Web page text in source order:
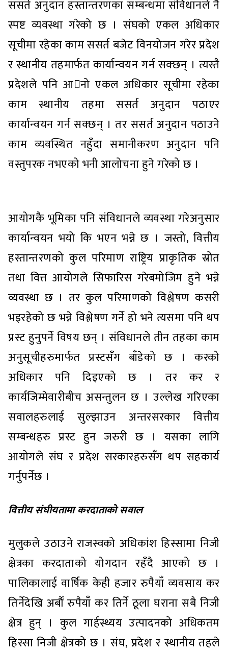
ससर्त अनुदान हस्तान्तरणका सम्बन्धमा संविधानले नै
स्पष्ट व्यवस्था गरेको छ । संघको एकल अधिकार
सूचीमा रहेका काम ससर्त बजेट विनयोजन गरेर प्रदेश
र स्थानीय तहमार्फत कार्यान्वयन गर्न सक्छन् । त्यस्तै
प्रदेशले पनि आनो एकल अधिकार सूचीमा रहेका
काम स्थानीय तहमा ससर्त अनुदान पठाएर
कार्यान्वयन गर्न सक्छन् । तर ससर्त अनुदान पठाउने
काम व्यवस्थित नहुँदा समानीकरण अनुदान पनि
वस्तुपरक नभएको भनी आलोचना हुने गरेको छ ।
आयोगकै भूमिका पनि संविधानले व्यवस्था गरेअनुसार
कार्यान्वयन भयो कि भएन भन्ने छ । जस्तो, वित्तीय
हस्तान्तरणको कुल परिमाण राष्ट्रिय प्राकृतिक स्रोत
तथा वित्त आयोगले सिफारिस गरेबमोजिम हुने भन्ने
व्यवस्था छ । तर कुल परिमाणको विश्लेषण कसरी
भइरहेको छ भन्ने विश्लेषण गर्ने हो भने त्यसमा पनि थप
प्रस्ट हुनुपर्ने विषय छन् । संविधानले तीन तहका काम
अनुसूचीहरुमार्फत प्रस्टसँग बाँडेको छ । करको
अधिकार पनि दिइएको छ । तर कर र
कार्यजिम्मेवारीबीच असन्तुलन छ । उल्लेख गरिएका
सवालहरुलाई सुल्झाउन अन्तरसरकार वित्तीय
सम्बन्धहरु प्रस्ट हुन जरुरी छ । यसका लागि
आयोगले संघ र प्रदेश सरकारहरुसँग थप सहकार्य
गर्नुपर्नेछ ।
वित्तीय संघीयतामा करदाताको सवाल
मुलुकले उठाउने राजस्वको अधिकांश हिस्सामा निजी
क्षेत्रका करदाताको योगदान रहँदै आएको छ ।
पालिकालाई वार्षिक केही हजार रुपैयाँ व्यवसाय कर
तिर्नेदेखि अर्बौं रुपैयाँ कर तिर्ने ठूला घराना सबै निजी
क्षेत्र हुन् । कुल गार्हस्थ्यय उत्पादनको अधिकतम
हिस्सा निजी क्षेत्रको छ । संघ, प्रदेश र स्थानीय तहले